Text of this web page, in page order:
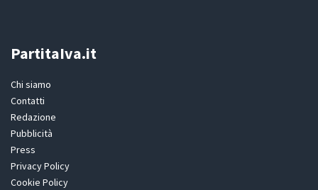
PartitaIva.it
Chi siamo
Contatti
Redazione
Pubblicità
Press
Privacy Policy
Cookie Policy